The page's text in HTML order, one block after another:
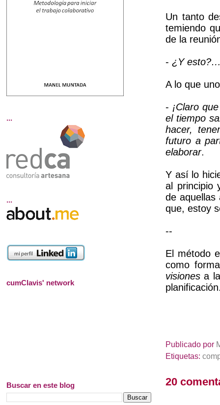
Un tanto
temiendo
de la
-¿Y
A lo que
- ¡Claro
el tiempo
hacer,
futuro a
elaborar.
Y así lo
al principio
de aquellas
que, estoy
--
El método
como
visiones a
Publicado por
Etiquetas:
20
...
...
cumClavis' network
Buscar en este blog